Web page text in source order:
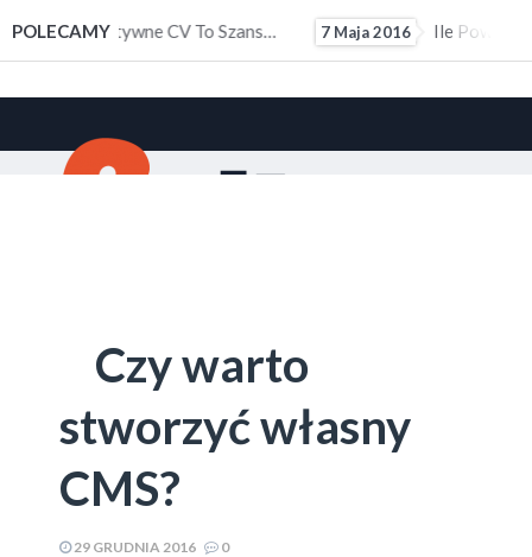
POLECAMY
Doświadczeniem Zawodowym 7 Maja 2016 Ile Powinno Wynosić Kieszonkowe?
Czy warto
stworzyć własny
CMS?
29 GRUDNIA 2016 0